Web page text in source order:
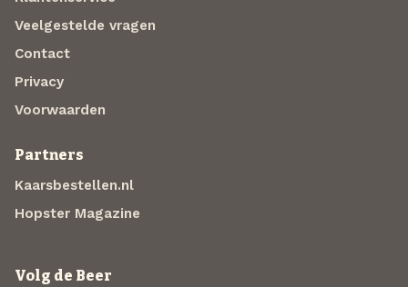
Veelgestelde vragen
Contact
Privacy
Voorwaarden
Partners
Kaarsbestellen.nl
Hopster Magazine
Volg de Beer